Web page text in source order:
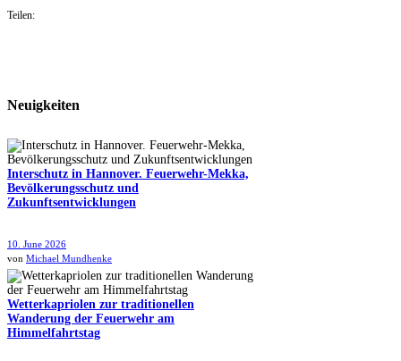
Teilen:
Neuigkeiten
Interschutz in Hannover. Feuerwehr-Mekka,
Bevölkerungsschutz und
Zukunftsentwicklungen
10. June 2026
von Michael Mundhenke
Wetterkapriolen zur traditionellen
Wanderung der Feuerwehr am
Himmelfahrtstag